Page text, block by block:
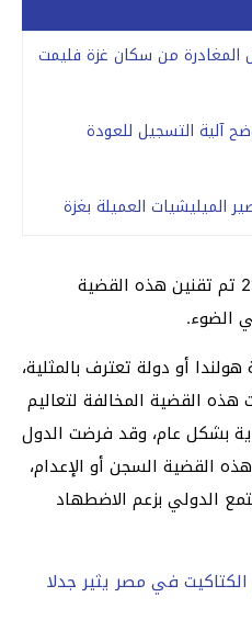
من سكان غزة فليمت
آلية التسجيل للعودة
الميليشيات العميلة بغزة
والجدير بالذكر أن خلال القرن 21 تم تقنين هذه القضية
الضوء.
كانت دولة هولندا أو دولة تعترف بالمثلية،
هذه القضية المخالفة لتعاليم
بشكل عام، وقد فرضت الدول
القضية السجن أو الإعدام،
الدولي بزعم الاضطهاد
في مصر يثير جدلا